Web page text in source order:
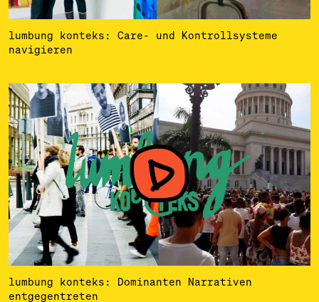
lumbung konteks: Care- und Kontrollsysteme
navigieren
lumbung konteks: Dominanten Narrativen
entgegentreten